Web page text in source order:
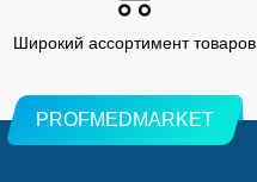
Широкий ассортимент товаров
PROFMEDMARKET